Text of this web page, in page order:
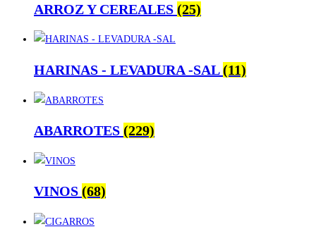
ARROZ Y CEREALES (25)
HARINAS - LEVADURA -SAL(11)
ABARROTES (229)
VINOS (68)